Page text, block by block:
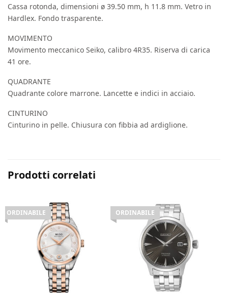
Cassa rotonda, dimensioni ø 39.50 mm, h 11.8 mm. Vetro in
Hardlex. Fondo trasparente.
MOVIMENTO
Movimento meccanico Seiko, calibro 4R35. Riserva di carica
41 ore.
QUADRANTE
Quadrante colore marrone. Lancette e indici in acciaio.
CINTURINO
Cinturino in pelle. Chiusura con fibbia ad ardiglione.
Prodotti correlati
ORDINABILE ORDINABILE